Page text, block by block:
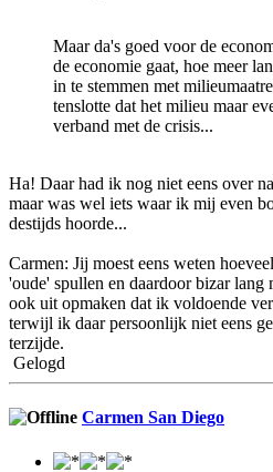
Maar da's goed voor de
de economie gaat, hoe meer
in te stemmen met
tenslotte dat het milieu maar
verband met de crisis...
Ha! Daar had ik nog niet eens over
maar was wel iets waar ik mij even
destijds hoorde...
Carmen: Jij moest eens weten
'oude' spullen en daardoor bizar lang
ook uit opmaken dat ik voldoende
terwijl ik daar persoonlijk niet eens
terzijde.
Gelogd
Carmen San Diego